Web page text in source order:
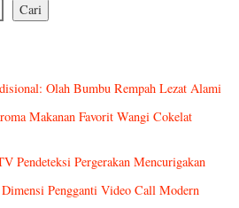
Cari
Olah Bumbu Rempah Lezat Alami
Makanan Favorit Wangi Cokelat
Pendeteksi Pergerakan Mencurigakan
Pengganti Video Call Modern